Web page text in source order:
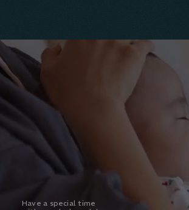
Have a special time